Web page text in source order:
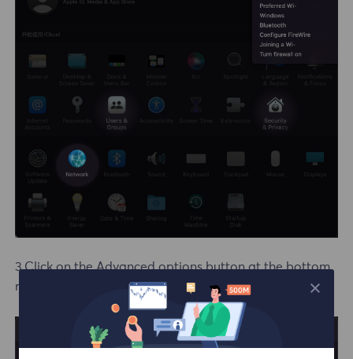
3.Click on the Advanced options button at the bottom
right of the window